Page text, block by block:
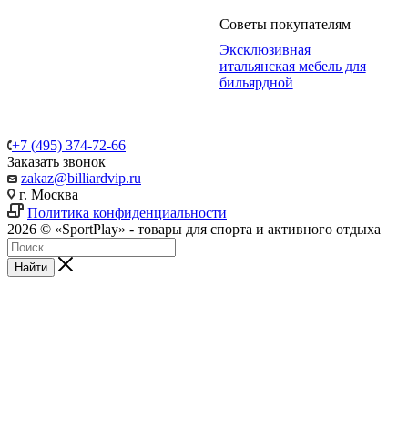
Советы покупателям
Эксклюзивная
итальянская мебель для
бильярдной
+7 (495) 374-72-66
Заказать звонок
zakaz@billiardvip.ru
г. Москва
Политика конфиденциальности
2026 © «SportPlay» - товары для спорта и активного отдыха
Найти